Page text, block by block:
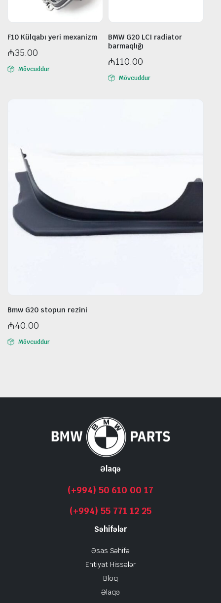
F10 Külqabı yeri mexanizm
₼35.00
Mövcuddur
BMW G20 LCI radiator
barmaqlığı
₼110.00
Mövcuddur
Bmw G20 stopun rezini
₼40.00
Mövcuddur
Əlaqə
(+994) 50 610 00 17
(+994) 55 771 12 25
Səhifələr
Əsas Səhifə
Ehtiyat Hissələr
Bloq
Əlaqə